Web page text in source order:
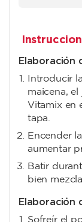
Elaboración
Introducir
maicena, el
Vitamix en
tapa.
Encender
aumentar
Batir
bien
Elaboración
Sofreír el